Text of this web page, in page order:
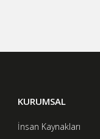
KURUMSAL
İnsan Kaynakları